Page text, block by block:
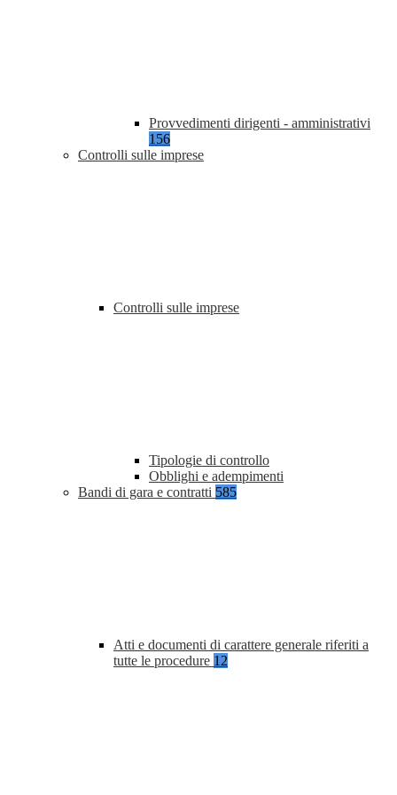
Provvedimenti dirigenti - amministrativi
156
Controlli sulle imprese
Controlli sulle imprese
Tipologie di controllo
Obblighi e adempimenti
Bandi di gara e contratti 585
Atti e documenti di carattere generale riferiti a
tutte le procedure 12